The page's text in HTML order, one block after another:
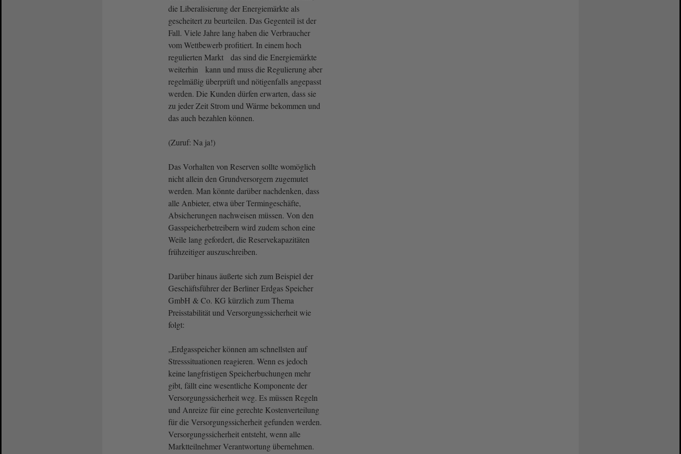
die Liberalisierung der Energiemärkte als
gescheitert zu beurteilen. Das Gegenteil ist der
Fall. Viele Jahre lang haben die Verbraucher
vom Wettbewerb profitiert. In einem hoch
regulierten Markt das sind die Energiemärkte
weiterhin kann und muss die Regulierung aber
regelmäßig überprüft und nötigenfalls angepasst
werden. Die Kunden dürfen erwarten, dass sie
zu jeder Zeit Strom und Wärme bekommen und
das auch bezahlen können.
(Zuruf: Na ja!)
Das Vorhalten von Reserven sollte womöglich
nicht allein den Grundversorgern zugemutet
werden. Man könnte darüber nachdenken, dass
alle Anbieter, etwa über Termingeschäfte,
Absicherungen nachweisen müssen. Von den
Gasspeicherbetreibern wird zudem schon eine
Weile lang gefordert, die Reservekapazitäten
frühzeitiger auszuschreiben.
Darüber hinaus äußerte sich zum Beispiel der
Geschäftsführer der Berliner Erdgas Speicher
GmbH & Co. KG kürzlich zum Thema
Preisstabilität und Versorgungssicherheit wie
folgt:
„Erdgasspeicher können am schnellsten auf
Stresssituationen reagieren. Wenn es jedoch
keine langfristigen Speicherbuchungen mehr
gibt, fällt eine wesentliche Komponente der
Versorgungssicherheit weg. Es müssen Regeln
und Anreize für eine gerechte Kostenverteilung
für die Versorgungssicherheit gefunden werden.
Versorgungssicherheit entsteht, wenn alle
Marktteilnehmer Verantwortung übernehmen.